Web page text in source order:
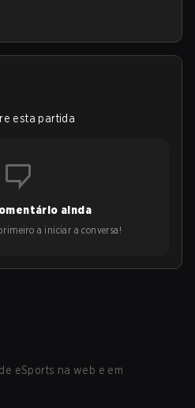
esta partida
ainda
a iniciar a conversa!
eSports na web e em